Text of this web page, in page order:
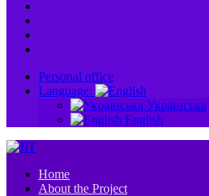
Personal office
Language:
Українська
English
Home
About the Project